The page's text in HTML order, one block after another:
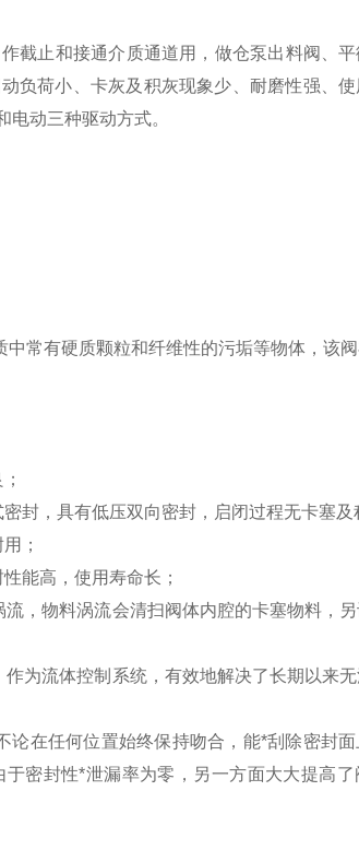
止和接通介质通道用，做仓泵出料阀、
负荷小、卡灰及积灰现象少、耐磨性强、使
动三种驱动方式。
常有硬质颗粒和纤维性的污垢等物体，该
封，具有低压双向密封，启闭过程无卡塞及
；
能高，使用寿命长；
，物料涡流会清扫阀体内腔的卡塞物料，
为流体控制系统，有效地解决了长期以来
在任何位置始终保持吻合，能*刮除密封
密封性*泄漏率为零，另一方面大大提高